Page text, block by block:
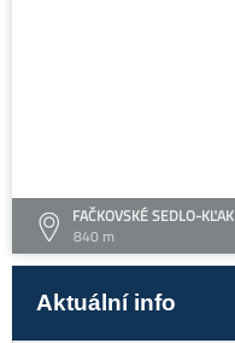
FAČKOVSKÉ SEDLO-KĽAK
840 m
Aktuální info